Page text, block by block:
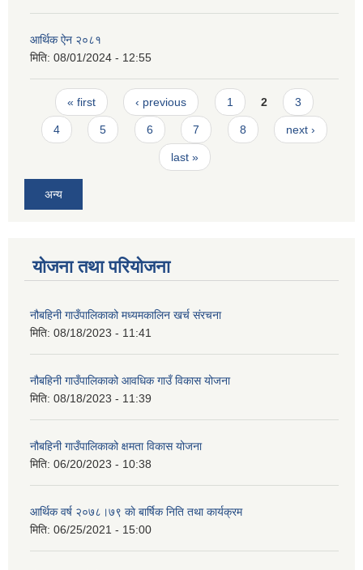
आर्थिक ‌ऐन २०८१
मिति: 08/01/2024 - 12:55
Pages
« first ‹ previous 1 2 3
4 5 6 7 8 next ›
last »
अन्य
योजना तथा परियोजना
नौबहिनी गाउँपालिकाको मध्यमकालिन खर्च संरचना
मिति: 08/18/2023 - 11:41
नौबहिनी गाउँपालिकाको आवधिक गाउँ विकास योजना
मिति: 08/18/2023 - 11:39
नौबहिनी गाउँपालिकाको क्षमता विकास योजना
मिति: 06/20/2023 - 10:38
आर्थिक वर्ष २०७८।७९ काे बार्षिक निति तथा कार्यक्रम
मिति: 06/25/2021 - 15:00